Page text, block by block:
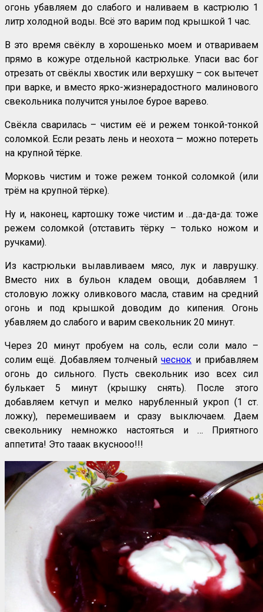
огонь убавляем до слабого и наливаем в кастрюлю 1
литр холодной воды. Всё это варим под крышкой 1 час.
В это время свёклу в хорошенько моем и отвариваем
прямо в кожуре отдельной кастрюльке. Упаси вас бог
отрезать от свёклы хвостик или верхушку – сок вытечет
при варке, и вместо ярко-жизнерадостного малинового
свекольника получится унылое бурое варево.
Свёкла сварилась – чистим её и режем тонкой-тонкой
соломкой. Если резать лень и неохота — можно потереть
на крупной тёрке.
Морковь чистим и тоже режем тонкой соломкой (или
трём на крупной тёрке).
Ну и, наконец, картошку тоже чистим и …да-да-да: тоже
режем соломкой (отставить тёрку – только ножом и
ручками).
Из кастрюльки вылавливаем мясо, лук и лаврушку.
Вместо них в бульон кладем овощи, добавляем 1
столовую ложку оливкового масла, ставим на средний
огонь и под крышкой доводим до кипения. Огонь
убавляем до слабого и варим свекольник 20 минут.
Через 20 минут пробуем на соль, если соли мало –
солим ещё. Добавляем толченыйчеснок и прибавляем
огонь до сильного. Пусть свекольник изо всех сил
булькает 5 минут (крышку снять). После этого
добавляем кетчуп и мелко нарубленный укроп (1 ст.
ложку), перемешиваем и сразу выключаем. Даем
свекольнику немножко настояться и … Приятного
аппетита! Это тааак вкуснооо!!!